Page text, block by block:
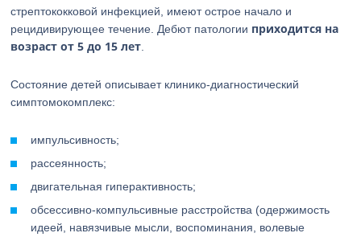
стрептококковой инфекцией, имеют острое начало и
рецидивирующее течение. Дебют патологии приходится на
возраст от 5 до 15 лет
Состояние детей описывает клинико-диагностический
симптомокомплекс:
импульсивность;
рассеянность;
двигательная гиперактивность;
обсессивно-компульсивные расстройства (одержимость
идеей, навязчивые мысли, воспоминания, волевые